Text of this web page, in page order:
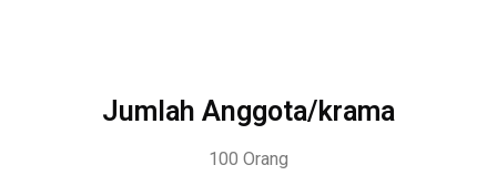
Jumlah Anggota/krama
100 Orang